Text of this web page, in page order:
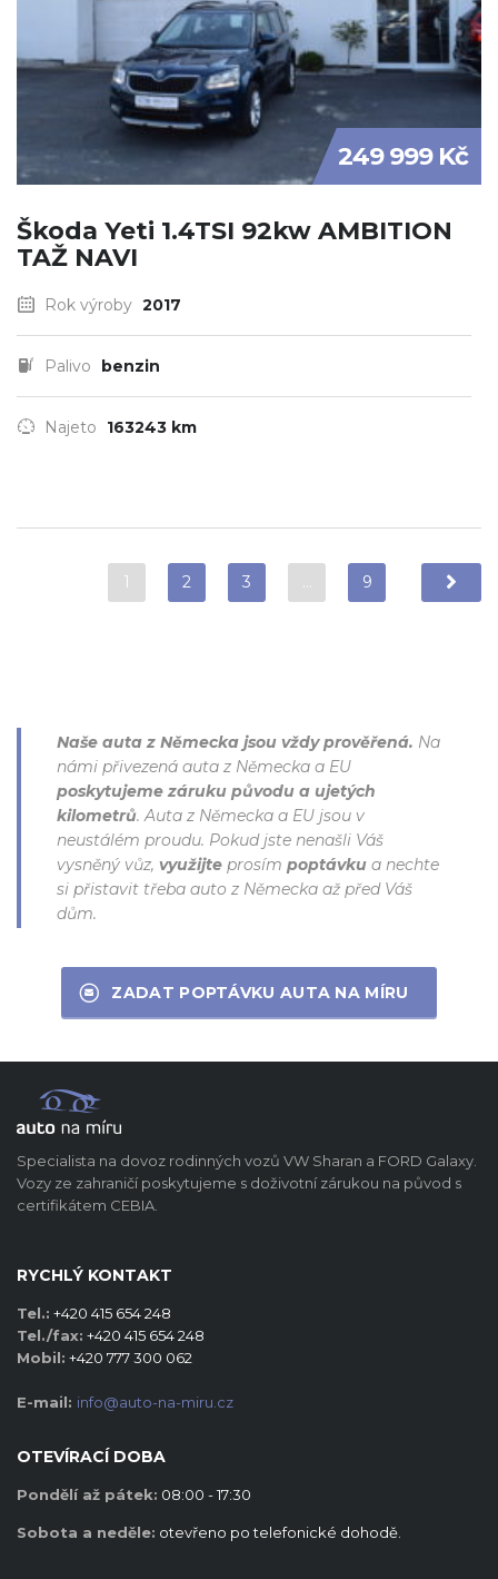
249 999 Kč
Škoda Yeti 1.4TSI 92kw AMBITION
TAŽ NAVI
Rok výroby 2017
Palivo benzin
Najeto 163243 km
1 2 3 … 9
Naše auta z Německa jsou vždy prověřená. Na
námi přivezená auta z Německa a EU
poskytujeme záruku původu a ujetých
kilometrů. Auta z Německa a EU jsou v
neustálém proudu. Pokud jste nenašli Váš
vysněný vůz, využijte prosím poptávku a nechte
si přistavit třeba auto z Německa až před Váš
dům.
ZADAT POPTÁVKU AUTA NA MÍRU
Specialista na dovoz rodinných vozů VW Sharan a FORD Galaxy.
Vozy ze zahraničí poskytujeme s doživotní zárukou na původ s
certifikátem CEBIA.
RYCHLÝ KONTAKT
Tel.: +420 415 654 248
Tel./fax: +420 415 654 248
Mobil: +420 777 300 062
E-mail: info@auto-na-miru.cz
OTEVÍRACÍ DOBA
Pondělí až pátek: 08:00 - 17:30
Sobota a neděle: otevřeno po telefonické dohodě.